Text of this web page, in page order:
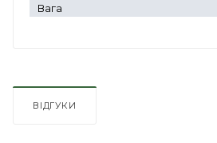
Вага
ВІДГУКИ